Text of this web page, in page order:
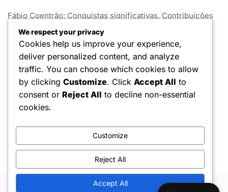
Fábio Coentrão: Conquistas significativas, Contribuições
Bruno Fernandes: Impacto internacional recente,
desempenhos no Euro, legado
João Félix: Desempenhos internacionais recentes,
contribuições no Euro, legado
José Mourinho: Educação, Início de carreira, Desafios
Ricardo Quaresma: Destaques da Carreira
We respect your privacy
Cookies help us improve your experience,
deliver personalized content, and analyze
traffic. You can choose which cookies to allow
by clicking Customize. Click Accept All to
consent or Reject All to decline non-essential
cookies.
Customize
Reject All
Accept All